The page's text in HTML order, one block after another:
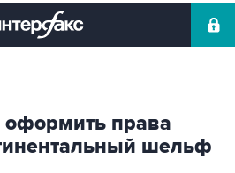
оформить права
шельф